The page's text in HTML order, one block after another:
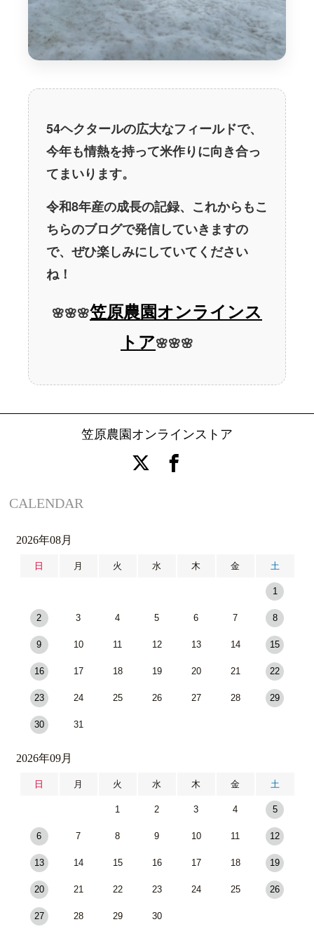
54ヘクタールの広大なフィールドで、
今年も情熱を持って米作りに向き合っ
てまいります。
令和8年産の成長の記録、これからもこ
ちらのブログで発信していきますの
で、ぜひ楽しみにしていてください
ね！
🌸🌸🌸笠原農園オンラインス
トア🌸🌸🌸
笠原農園オンラインストア
CALENDAR
2026年08月
日 月 火 水 木 金 土
1
2 3 4 5 6 7 8
9 10 11 12 13 14 15
16 17 18 19 20 21 22
23 24 25 26 27 28 29
30 31
2026年09月
日 月 火 水 木 金 土
1 2 3 4 5
6 7 8 9 10 11 12
13 14 15 16 17 18 19
20 21 22 23 24 25 26
27 28 29 30